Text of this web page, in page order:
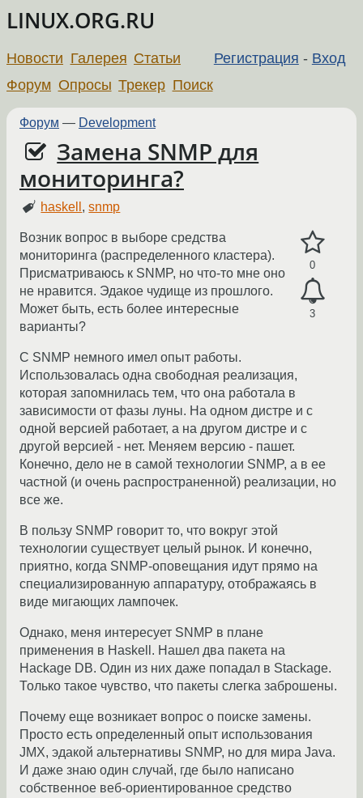
LINUX.ORG.RU
Регистрация - Вход
Новости Галерея Статьи
Форум Опросы Трекер Поиск
Форум — Development
Замена SNMP для
мониторинга?
haskell ,snmp
0
3
Возник вопрос в выборе средства
мониторинга (распределенного кластера).
Присматриваюсь к SNMP, но что-то мне оно
не нравится. Эдакое чудище из прошлого.
Может быть, есть более интересные
варианты?
С SNMP немного имел опыт работы.
Использовалась одна свободная реализация,
которая запомнилась тем, что она работала в
зависимости от фазы луны. На одном дистре и с
одной версией работает, а на другом дистре и с
другой версией - нет. Меняем версию - пашет.
Конечно, дело не в самой технологии SNMP, а в ее
частной (и очень распространенной) реализации, но
все же.
В пользу SNMP говорит то, что вокруг этой
технологии существует целый рынок. И конечно,
приятно, когда SNMP-оповещания идут прямо на
специализированную аппаратуру, отображаясь в
виде мигающих лампочек.
Однако, меня интересует SNMP в плане
применения в Haskell. Нашел два пакета на
Hackage DB. Один из них даже попадал в Stackage.
Только такое чувство, что пакеты слегка заброшены.
Почему еще возникает вопрос о поиске замены.
Просто есть определенный опыт использования
JMX, эдакой альтернативы SNMP, но для мира Java.
И даже знаю один случай, где было написано
собственное веб-ориентированное средство